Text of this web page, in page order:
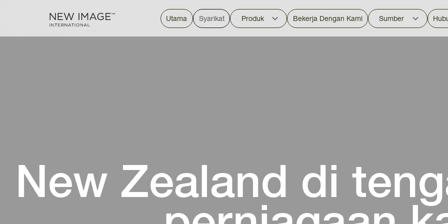
New Zealand di
Utama Syarikat Produk Bekerja Dengan Kami Sumber